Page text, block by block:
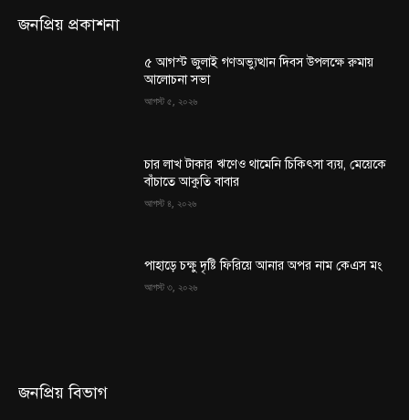
জনপ্রিয় প্রকাশনা
৫ আগস্ট জুলাই গণঅভ্যুত্থান দিবস উপলক্ষে রুমায়
আলোচনা সভা
আগস্ট ৫, ২০২৬
চার লাখ টাকার ঋণেও থামেনি চিকিৎসা ব্যয়, মেয়েকে
বাঁচাতে আকুতি বাবার
আগস্ট ৪, ২০২৬
পাহাড়ে চক্ষু দৃষ্টি ফিরিয়ে আনার অপর নাম কেএস মং
আগস্ট ৩, ২০২৬
জনপ্রিয় বিভাগ